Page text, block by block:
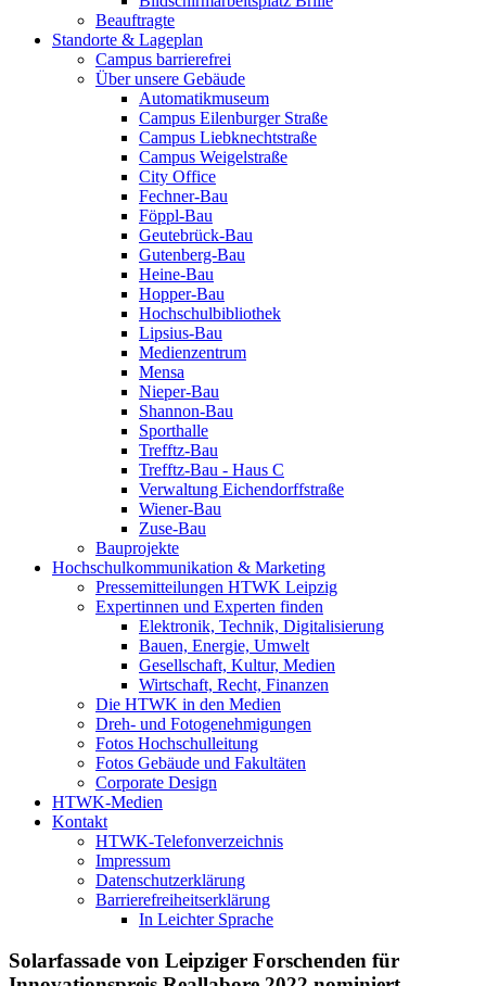
Beauftragte
Standorte & Lageplan
Campus barrierefrei
Über unsere Gebäude
Automatikmuseum
Campus Eilenburger Straße
Campus Liebknechtstraße
Campus Weigelstraße
City Office
Fechner-Bau
Föppl-Bau
Geutebrück-Bau
Gutenberg-Bau
Heine-Bau
Hopper-Bau
Hochschulbibliothek
Lipsius-Bau
Medienzentrum
Mensa
Nieper-Bau
Shannon-Bau
Sporthalle
Trefftz-Bau
Trefftz-Bau - Haus C
Verwaltung Eichendorffstraße
Wiener-Bau
Zuse-Bau
Bauprojekte
Hochschulkommunikation & Marketing
Pressemitteilungen HTWK Leipzig
Expertinnen und Experten finden
Elektronik, Technik, Digitalisierung
Bauen, Energie, Umwelt
Gesellschaft, Kultur, Medien
Wirtschaft, Recht, Finanzen
Die HTWK in den Medien
Dreh- und Fotogenehmigungen
Fotos Hochschulleitung
Fotos Gebäude und Fakultäten
Corporate Design
HTWK-Medien
Kontakt
HTWK-Telefonverzeichnis
Impressum
Datenschutzerklärung
Barrierefreiheitserklärung
In Leichter Sprache
Solarfassade von Leipziger Forschenden für